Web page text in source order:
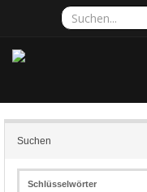
Suchen
Schlüsselwörter